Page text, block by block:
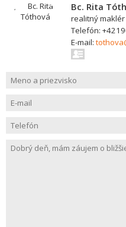
Bc. Rita
realitný maklér
Telefón:
E-mail: